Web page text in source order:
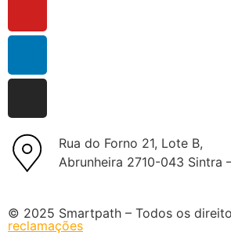
Rua do Forno 21, Lote B,
Abrunheira 2710-043 Sintra
© 2025 Smartpath – Todos os
reclamações